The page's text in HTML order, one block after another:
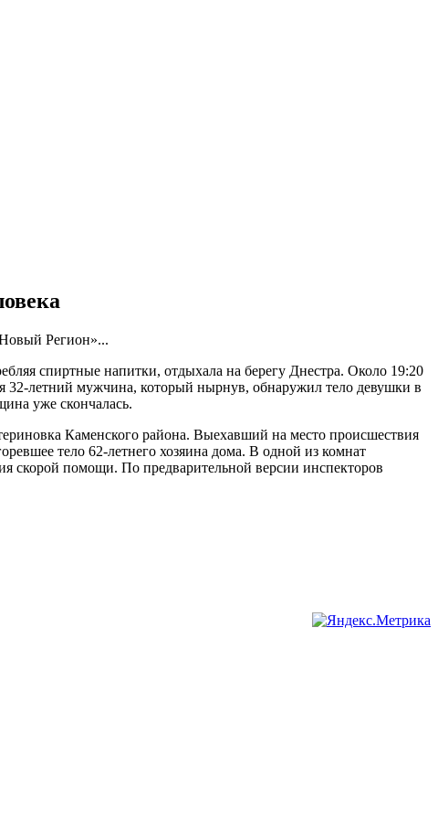
Регион»...
спиртные напитки, отдыхала на берегу Днестра. Около 19:20
32-летний мужчина, который нырнув, обнаружил тело девушки в
уже скончалась.
Каменского района. Выехавший на место происшествия
тело 62-летнего хозяина дома. В одной из комнат
скорой помощи. По предварительной версии инспекторов